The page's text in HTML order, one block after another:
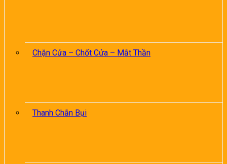
Chặn Cửa – Chốt Cửa – Mắt Thần
Thanh Chắn Bụi